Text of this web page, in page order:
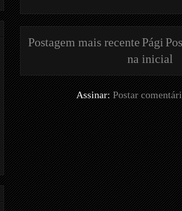
Postagem mais recente Pági
na inicial
Assinar:Postar